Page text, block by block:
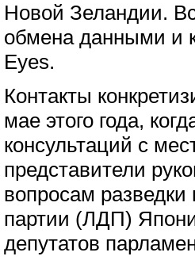
Новой Зеландии.
обмена данными и
Eyes.
Контакты
мае этого года,
консультаций с
представители
вопросам
партии (ЛДП)
депутатов